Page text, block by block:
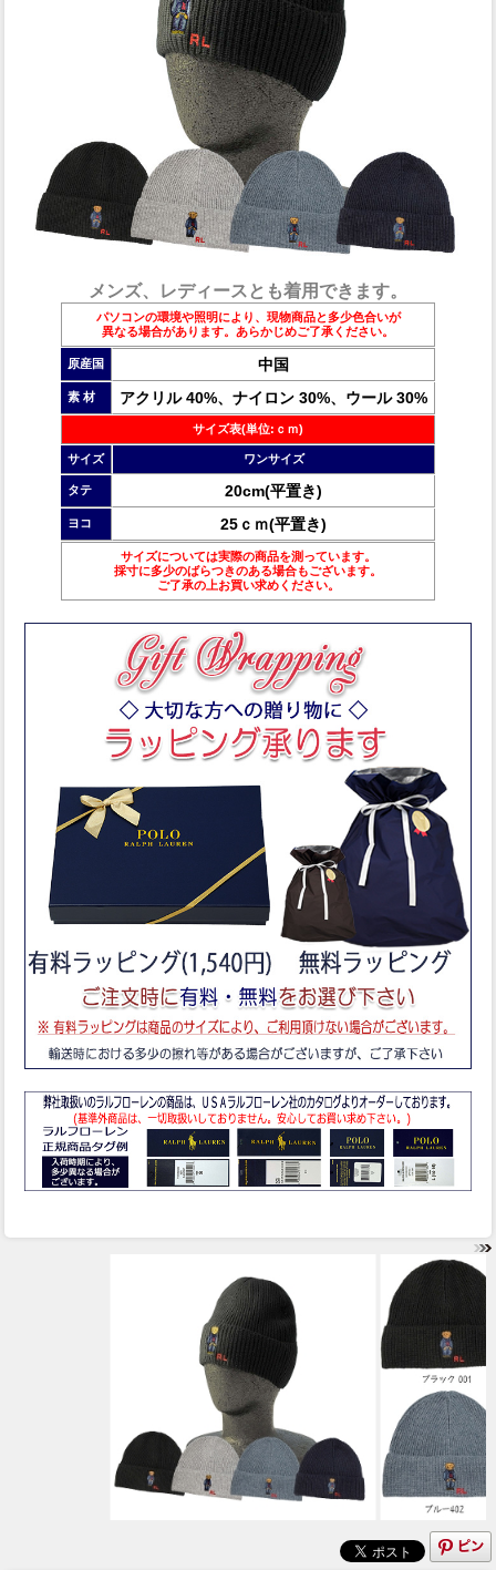
メンズ、レディースとも着用できます。
パソコンの環境や照明により、現物商品と多少色合いが
異なる場合があります。あらかじめご了承ください。
原産国 中国
素 材 アクリル 40%、ナイロン 30%、ウール 30%
サイズ表(単位:ｃｍ)
サイズ ワンサイズ
タテ 20cm(平置き)
ヨコ 25ｃｍ(平置き)
サイズについては実際の商品を測っています。
採寸に多少のばらつきのある場合もございます。
ご了承の上お買い求めください。